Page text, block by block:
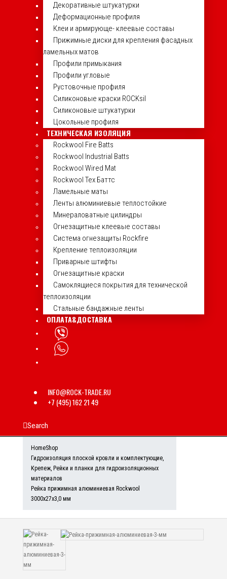
Декоративные штукатурки
Деформационные профиля
Клеи и армирующе- клеевые составы
Прижимные диски для крепления фасадных
ламельных матов
Профили примыкания
Профили угловые
Рустовочные профиля
Силиконовые краски ROCKsil
Силиконовые штукатурки
Цокольные профиля
ТЕХНИЧЕСКАЯ ИЗОЛЯЦИЯ
Rockwool Fire Batts
Rockwool Industrial Batts
Rockwool Wired Mat
Rockwool Тех Баттс
Ламельные маты
Ленты алюминиевые теплостойкие
Минераловатные цилиндры
Огнезащитные клеевые составы
Система огнезащиты Rockfire
Крепление теплоизоляции
Приварные штифты
Огнезащитные краски
Самоклящиеся покрытия для технической
теплоизоляции
Стальные бандажные ленты
ОПЛАТА&ДОСТАВКА
INFO@ROCK-TRADE.RU
+7 (495) 162 21 49
Search
HomeShop
Гидроизоляция плоской кровли и комплектующие,
Крепеж, Рейки и планки для гидроизоляционных
материалов
Рейка прижимная алюминиевая Rockwool
3000x27x3,0 мм